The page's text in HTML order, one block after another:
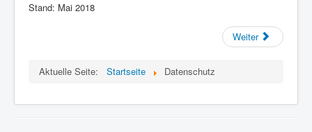
Stand: Mai 2018
Weiter
Aktuelle Seite: Startseite Datenschutz